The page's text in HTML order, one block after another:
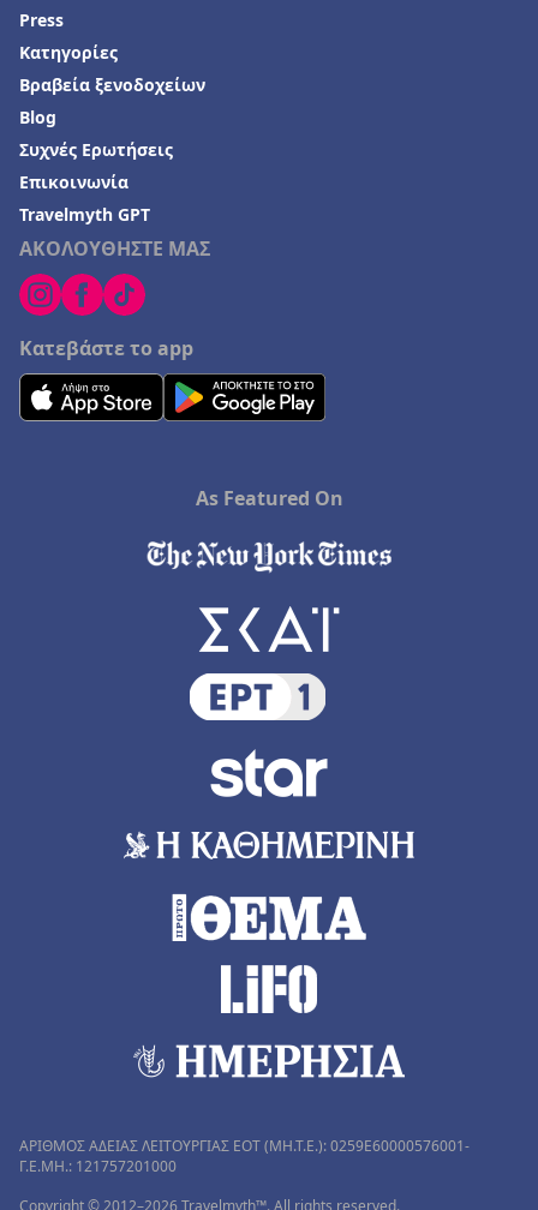
ΑΚΟΛΟΥΘΗΣΤΕ ΜΑΣ
Κατεβάστε το app
Press
Κατηγορίες
Βραβεία ξενοδοχείων
Blog
Συχνές Ερωτήσεις
Επικοινωνία
Travelmyth GPT
As Featured On
ΑΡΙΘΜΟΣ ΑΔΕΙΑΣ ΛΕΙΤΟΥΡΓΙΑΣ ΕΟΤ (MH.T.E.): 0259Ε60000576001-
Γ.Ε.ΜΗ.: 121757201000
Copyright © 2012–2026 Travelmyth™. All rights reserved.